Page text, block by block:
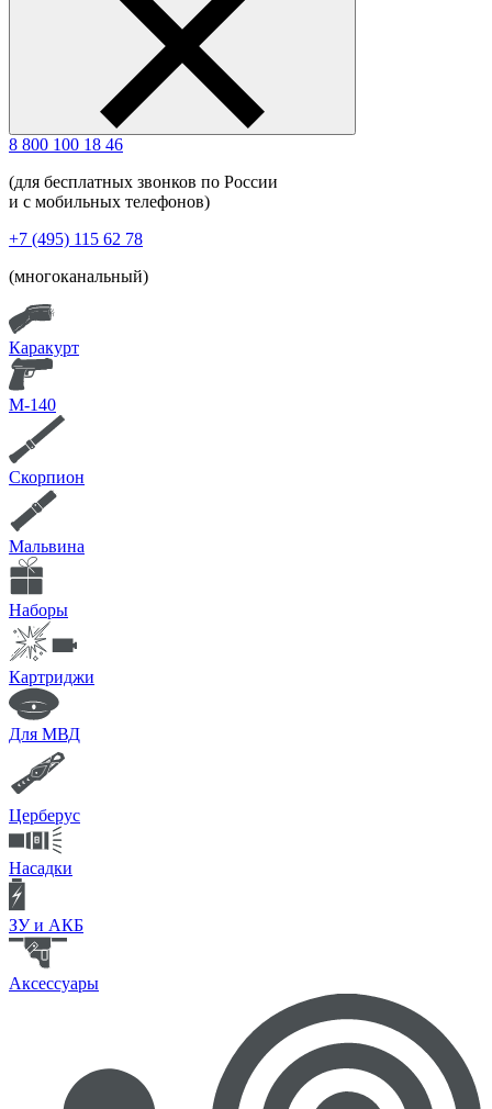
8 800 100 18 46
(для бесплатных звонков по России
и с мобильных телефонов)
+7 (495) 115 62 78
(многоканальный)
Каракурт
М-140
Скорпион
Мальвина
Наборы
Картриджи
Для МВД
Церберус
Насадки
ЗУ и АКБ
Аксессуары